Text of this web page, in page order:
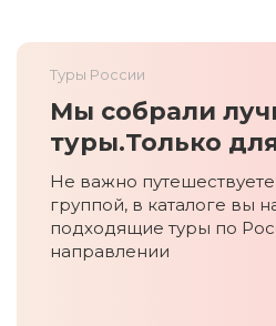
Туры России
Мы собрали
туры.Только
Не важно
группой, в каталоге вы
подходящие туры по
направлении